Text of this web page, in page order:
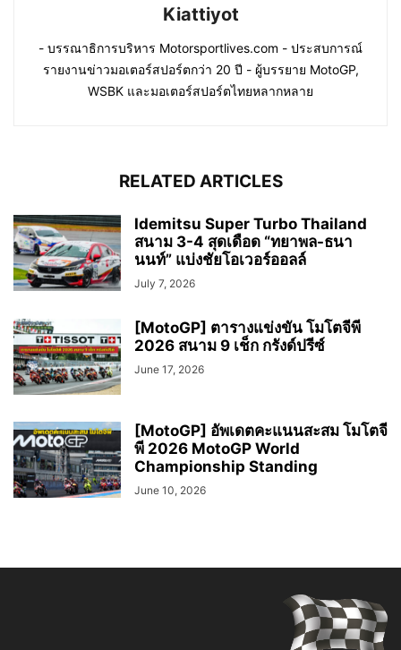
Kiattiyot
- บรรณาธิการบริหาร Motorsportlives.com - ประสบการณ์
รายงานข่าวมอเตอร์สปอร์ตกว่า 20 ปี - ผู้บรรยาย MotoGP,
WSBK และมอเตอร์สปอร์ตไทยหลากหลาย
RELATED ARTICLES
Idemitsu Super Turbo Thailand
สนาม 3-4 สุดเดือด “ทยาพล-ธนา
นนท์” แบ่งชัยโอเวอร์ออลล์
July 7, 2026
[MotoGP] ตารางแข่งขัน โมโตจีพี
2026 สนาม 9 เช็ก กรังด์ปรีซ์
June 17, 2026
[MotoGP] อัพเดตคะแนนสะสม โมโตจี
พี 2026 MotoGP World
Championship Standing
June 10, 2026